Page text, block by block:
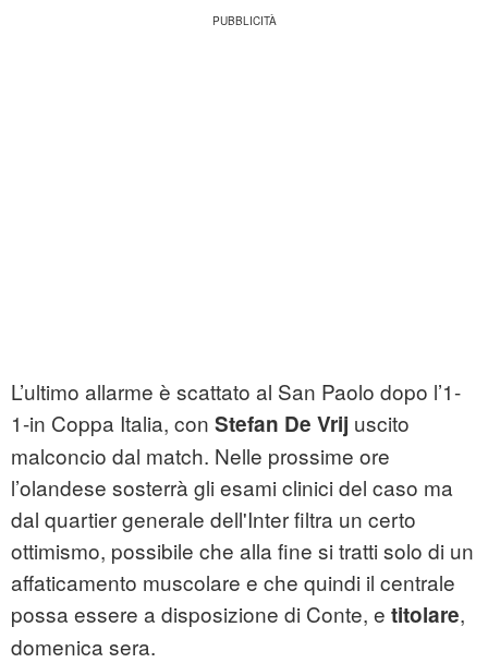
L’ultimo allarme è scattato al San Paolo dopo l’1-
1-in Coppa Italia, con Stefan De Vrij uscito
malconcio dal match. Nelle prossime ore
l’olandese sosterrà gli esami clinici del caso ma
dal quartier generale dell'Inter filtra un certo
ottimismo, possibile che alla fine si tratti solo di un
affaticamento muscolare e che quindi il centrale
possa essere a disposizione di Conte, e titolare,
domenica sera.